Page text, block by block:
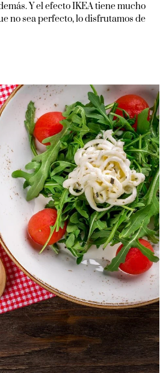
Y el efecto IKEA tiene mucho
no sea perfecto, lo disfrutamos de